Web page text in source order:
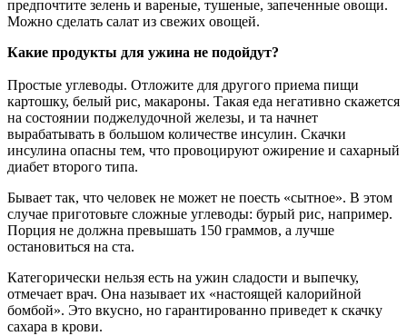
предпочтите зелень и вареные, тушеные, запеченные овощи.
Можно сделать салат из свежих овощей.
Какие продукты для ужина не подойдут?
Простые углеводы. Отложите для другого приема пищи
картошку, белый рис, макароны. Такая еда негативно скажется
на состоянии поджелудочной железы, и та начнет
вырабатывать в большом количестве инсулин. Скачки
инсулина опасны тем, что провоцируют ожирение и сахарный
диабет второго типа.
Бывает так, что человек не может не поесть «сытное». В этом
случае приготовьте сложные углеводы: бурый рис, например.
Порция не должна превышать 150 граммов, а лучше
остановиться на ста.
Категорически нельзя есть на ужин сладости и выпечку,
отмечает врач. Она называет их «настоящей калорийной
бомбой». Это вкусно, но гарантированно приведет к скачку
сахара в крови.